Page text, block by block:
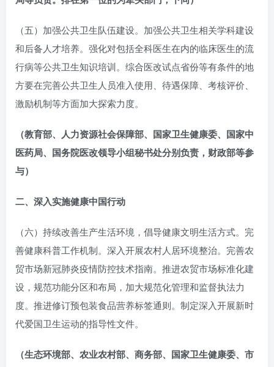
（五）加强公共卫生队伍建设。加强公共卫生相关学科建设
和后备人才培养。强化对包括全科医生在内的临床医生的流
行病等公共卫生知识培训。综合医改试点省份等有条件的地
方要在完善公共卫生人员准入使用、待遇保障、考核评价、
激励机制等方面加大探索力度。
（教育部、人力资源社会保障部、国家卫生健康委、国家中
医药局、国务院医改领导小组秘书处分别负责，财政部等参
与）
二、深入实施健康中国行动
（六）持续改善生产生活环境，倡导健康文明生活方式。完
善健康科普工作机制。深入开展农村人居环境整治。完善农
贸市场新冠肺炎疫情防控技术指南。推进农贸市场标准化建
设，规范功能分区和布局，加大规范化管理和监督执法力
度。推进修订预包装食品营养标签通则。制定深入开展新时
代爱国卫生运动的指导性文件。
（生态环境部、农业农村部、商务部、国家卫生健康委、市